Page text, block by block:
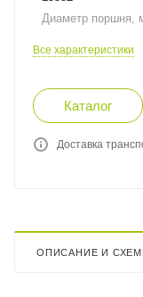
Диаметр поршня,
Все характеристики
Каталог
Доставка
ОПИСАНИЕ И